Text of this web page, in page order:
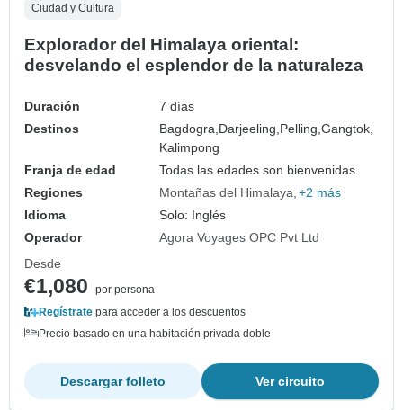
Ciudad y Cultura
Explorador del Himalaya oriental:
desvelando el esplendor de la naturaleza
Duración
7 días
Destinos
Bagdogra, Darjeeling, Pelling,Gangtok,
Kalimpong
Franja de edad
Todas las edades son bienvenidas
Regiones
Montañas del Himalaya +2 más
Idioma
Solo: Inglés
Operador
Agora Voyages OPC Pvt Ltd
Desde
€1,080
por persona
Regístrate para acceder a los descuentos
Precio basado en una habitación privada doble
Ver circuito
Descargar folleto